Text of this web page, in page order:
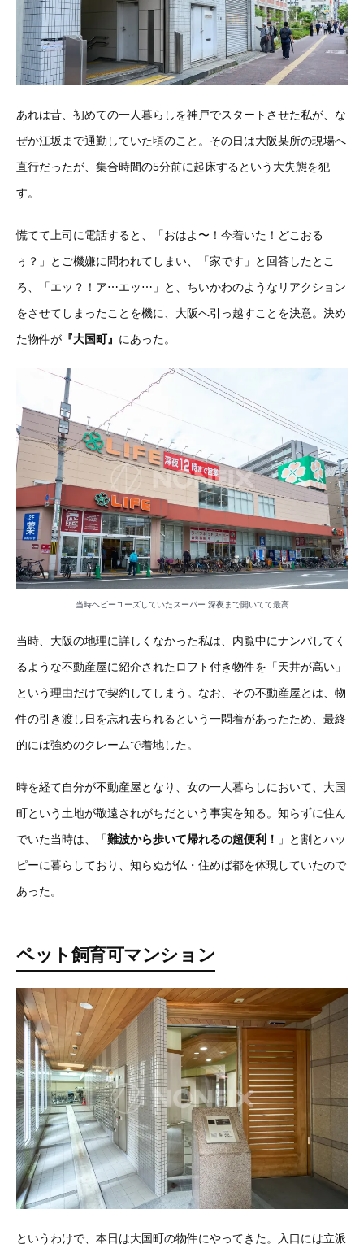
あれは昔、初めての一人暮らしを神戸でスタートさせた私が、な
ぜか江坂まで通勤していた頃のこと。その日は大阪某所の現場へ
直行だったが、集合時間の5分前に起床するという大失態を犯
す。
慌てて上司に電話すると、「おはよ〜！今着いた！どこおる
ぅ？」とご機嫌に問われてしまい、「家です」と回答したとこ
ろ、「エッ？！ア⋯エッ⋯」と、ちいかわのようなリアクション
をさせてしまったことを機に、大阪へ引っ越すことを決意。決め
た物件が 『大国町』 にあった。
当時ヘビーユーズしていたスーパー 深夜まで開いてて最高
当時、大阪の地理に詳しくなかった私は、内覧中にナンパしてく
るような不動産屋に紹介されたロフト付き物件を「天井が高い」
という理由だけで契約してしまう。なお、その不動産屋とは、物
件の引き渡し日を忘れ去られるという一悶着があったため、最終
的には強めのクレームで着地した。
時を経て自分が不動産屋となり、女の一人暮らしにおいて、大国
町という土地が敬遠されがちだという事実を知る。知らずに住ん
でいた当時は、「難波から歩いて帰れるの超便利！
」と割とハッ
ピーに暮らしており、知らぬが仏・住めば都を体現していたので
あった。
ペット飼育可マンション
というわけで、本日は大国町の物件にやってきた。入口には立派